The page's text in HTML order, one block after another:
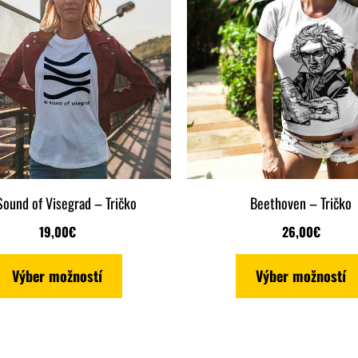
of Visegrad – Tričko
19,00€
Výber možností
má
viacero
variantov.
Možnosti
si
môžete
vybrať
na
produktu.
Beethoven – Tričko
26,00€
Výber možností